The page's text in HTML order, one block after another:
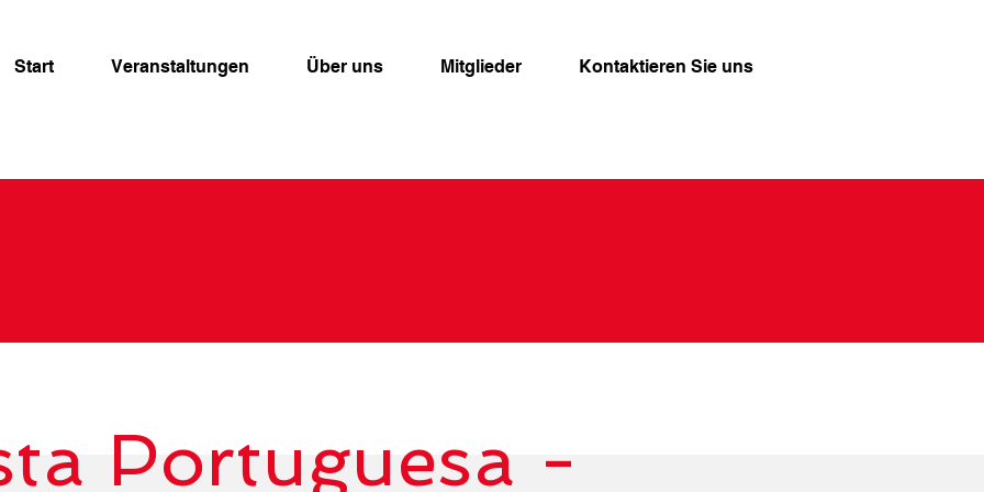
Start Veranstaltungen Über uns Mitglieder Kontaktieren Sie uns
Portuguesa -